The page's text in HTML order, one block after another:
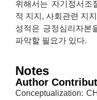
위해서는 자기정서조
적 지지, 사회관련 지
성적은 긍정심리자본
파악할 필요가 있다.
Notes
Author
Conceptualization: